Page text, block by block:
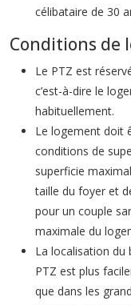
célibataire de 30
Conditions de
Le PTZ est
c’est-à-dire le
habituellement.
Le logement doit
conditions de
superficie
taille du foyer et
pour un couple
maximale du
La localisation du
PTZ est plus
que dans les